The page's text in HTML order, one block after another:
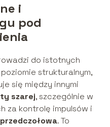
i
pod
do istotnych
strukturalnym,
się między innymi
szarej, szczególnie w
za kontrolę impulsów i
. To